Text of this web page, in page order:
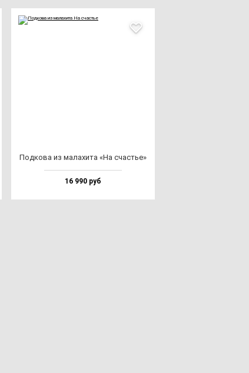
Под­ко­ва из ма­ла­хи­та «На счастье»
16 990 руб